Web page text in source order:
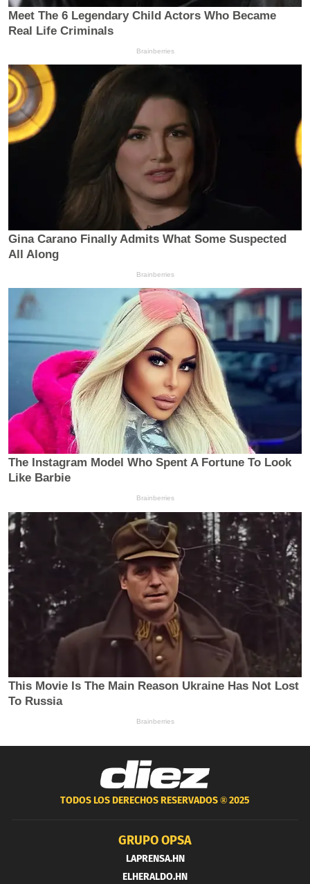
TODOS LOS DERECHOS RESERVADOS ®2025
GRUPO OPSA
LAPRENSA.HN
ELHERALDO.HN